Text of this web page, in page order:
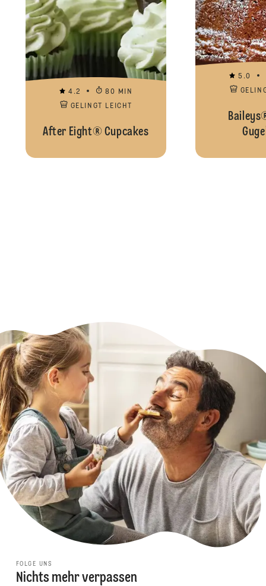
4.2
80 MIN
GELINGT LEICHT
After Eight® Cupcakes
5.0
FOLGE UNS
Nichts mehr verpassen